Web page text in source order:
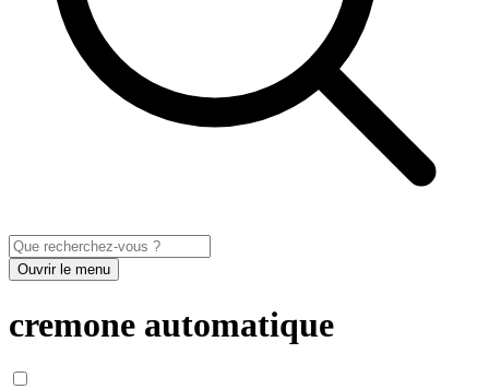
Ouvrir le menu
cremone automatique